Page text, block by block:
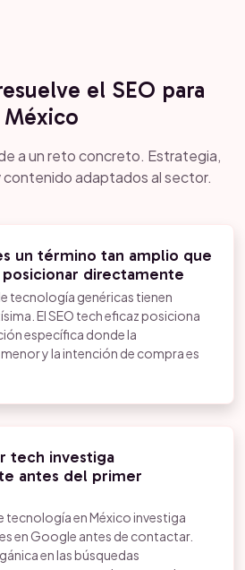
el SEO para
a un reto concreto. Estrategia,
adaptados al sector.
un término tan amplio que
directamente
tecnología genéricas tienen
El SEO tech eficaz posiciona
específica donde la
y la intención de compra es
tech investiga
antes del primer
tecnología en México investiga
en Google antes de contactar.
en las búsquedas